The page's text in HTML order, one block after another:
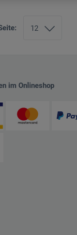
im Onlineshop